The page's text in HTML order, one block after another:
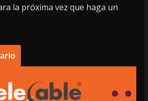
la próxima vez que haga un